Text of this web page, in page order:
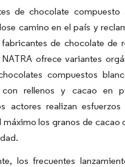
de chocolate compuesto
camino en el país y
de chocolate de
ofrece variantes
compuestos
con rellenos y cacao en
actores realizan
máximo los granos de cacao
los frecuentes